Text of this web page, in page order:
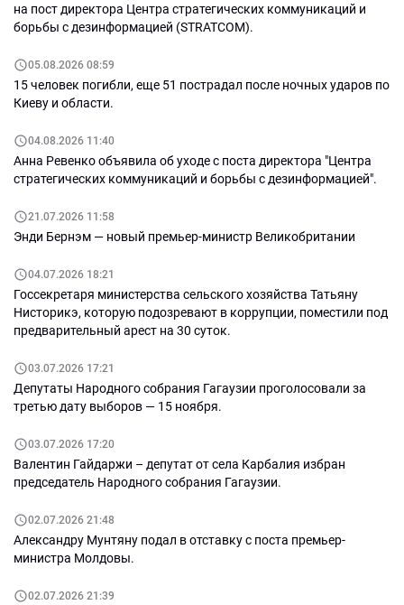
на пост директора Центра стратегических коммуникаций и
борьбы с дезинформацией (STRATCOM).
05.08.2026 08:59
15 человек погибли, еще 51 пострадал после ночных ударов по
Киеву и области.
04.08.2026 11:40
Анна Ревенко объявила об уходе с поста директора "Центра
стратегических коммуникаций и борьбы с дезинформацией".
21.07.2026 11:58
Энди Бернэм — новый премьер-министр Великобритании
04.07.2026 18:21
Госсекретаря министерства сельского хозяйства Татьяну
Нисторикэ, которую подозревают в коррупции, поместили под
предварительный арест на 30 суток.
03.07.2026 17:21
Депутаты Народного собрания Гагаузии проголосовали за
третью дату выборов — 15 ноября.
03.07.2026 17:20
Валентин Гайдаржи – депутат от села Карбалия избран
председатель Народного собрания Гагаузии.
02.07.2026 21:48
Александру Мунтяну подал в отставку с поста премьер-
министра Молдовы.
02.07.2026 21:39